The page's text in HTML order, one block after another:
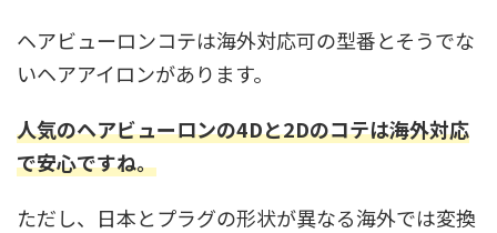
ヘアビューロンコテは海外対応可の型番とそうでな
いヘアアイロンがあります。
人気のヘアビューロンの4Dと2Dのコテは海外対応
で安心ですね。
ただし、日本とプラグの形状が異なる海外では変換